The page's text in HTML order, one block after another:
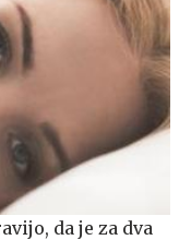
da je za dva